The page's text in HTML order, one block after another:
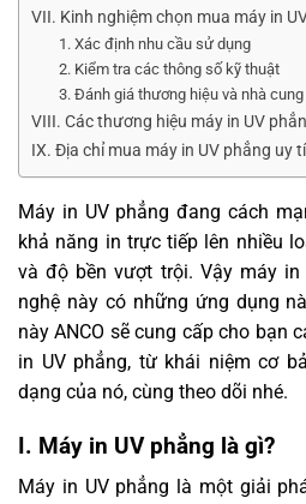
VII. Kinh nghiệm chọn mua máy in
1. Xác định nhu cầu sử dụng
2. Kiểm tra các thông số kỹ thuật
3. Đánh giá thương hiệu và nhà
VIII. Các thương hiệu máy in UV
IX. Địa chỉ mua máy in UV phẳng uy
Máy in UV phẳng đang cách
khả năng in trực tiếp lên nhiều
và độ bền vượt trội. Vậy máy in
nghệ này có những ứng dụng
này ANCO sẽ cung cấp cho bạn
in UV phẳng, từ khái niệm cơ
dạng của nó, cùng theo dõi nhé.
I. Máy in UV phẳng là gì?
Máy in UV phẳng là một giải